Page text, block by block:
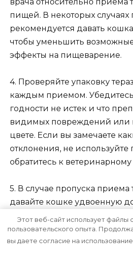
пищей. В некоторых случаях
рекомендуется давать
чтобы уменьшить
эффекты на пищеварение.
4. Проверяйте упаковку
каждым приемом.
годности не истек и что
видимых повреждений или
цвете. Если вы замечаете
отклонения, не используйте
обратитесь к ветеринарному
5. В случае пропуска приема
давайте кошке удвоенную
раз. Пропущенную дозу
вернуться к обычному
Этот веб-сайт использует файлы
пользовательского опыта.
вы даете согласие на